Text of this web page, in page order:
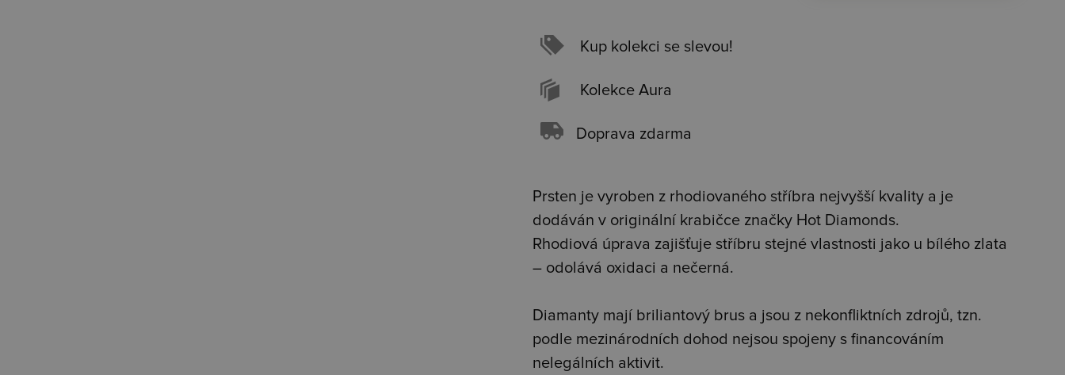
Kup kolekci se slevou!
Kolekce Aura
Doprava zdarma
Prsten je vyroben z rhodiovaného stříbra nejvyšší kvality a je
dodáván v originální krabičce značky Hot Diamonds.
Rhodiová úprava zajišťuje stříbru stejné vlastnosti jako u bílého zlata
– odolává oxidaci a nečerná.
Diamanty mají briliantový brus a jsou z nekonfliktních zdrojů, tzn.
podle mezinárodních dohod nejsou spojeny s financováním
nelegálních aktivit.